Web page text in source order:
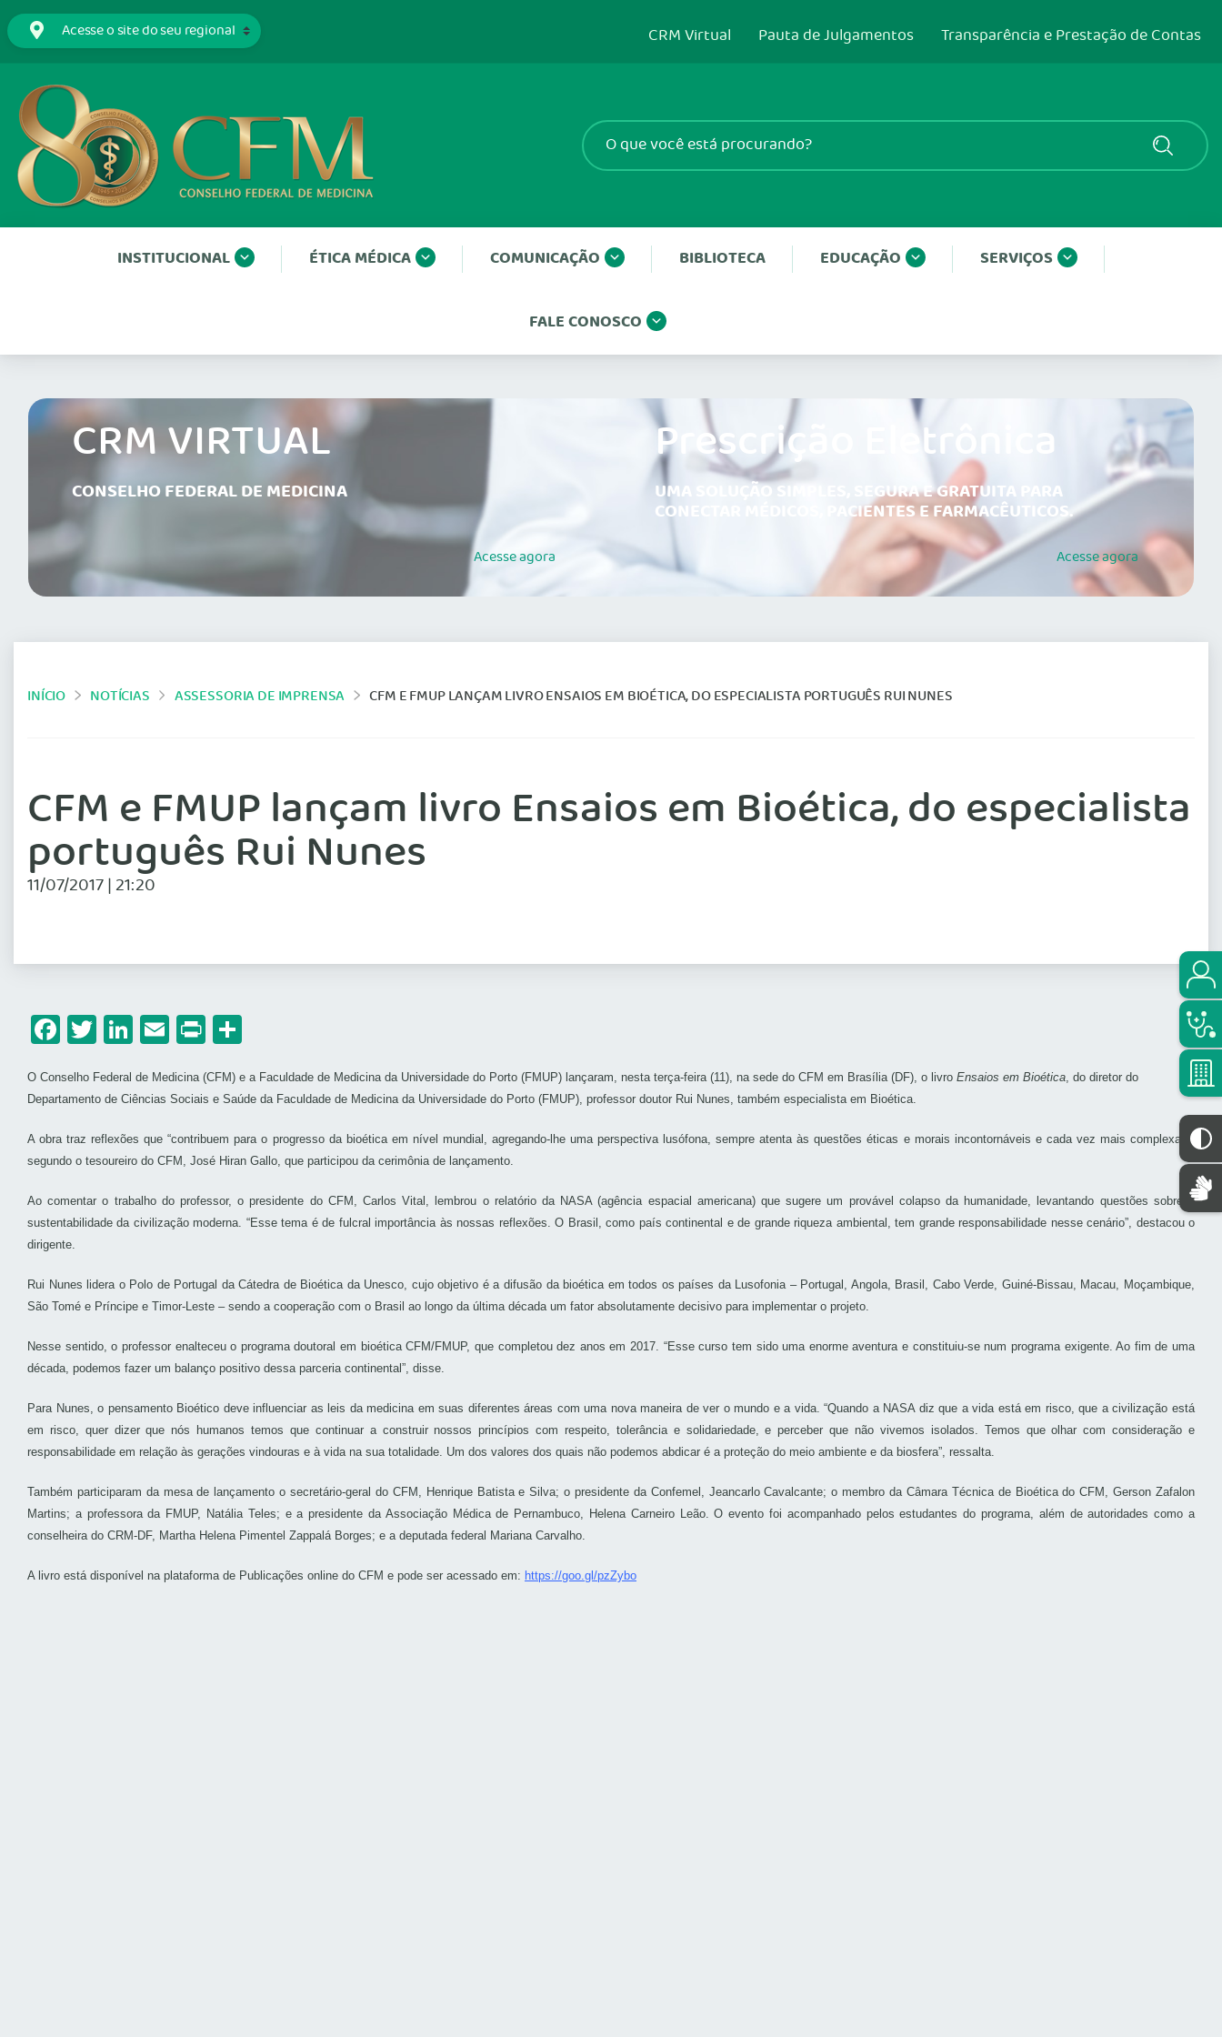
CRM Virtual Pauta de Julgamentos Transparência e Prestação de Contas
INSTITUCIONAL ÉTICA MÉDICA COMUNICAÇÃO BIBLIOTECA EDUCAÇÃO SERVIÇOS
FALE CONOSCO
CRM VIRTUAL
CONSELHO FEDERAL DE MEDICINA
Acesseagora
Prescrição Eletrônica
UMA SOLUÇÃO SIMPLES, SEGURA E GRATUITA PARA
CONECTAR MÉDICOS, PACIENTES E FARMACÊUTICOS.
Acesseagora
INÍCIO NOTÍCIAS ASSESSORIA DE IMPRENSA CFM E FMUP LANÇAM LIVRO ENSAIOS EM BIOÉTICA, DO ESPECIALISTA PORTUGUÊS RUI NUNES
CFM e FMUP lançam livro Ensaios em Bioética, do especialista
português Rui Nunes
11/07/2017 | 21:20
Facebook
Twitter
LinkedIn
Email
Print
O Conselho Federal de Medicina (CFM) e a Faculdade de Medicina da Universidade do Porto (FMUP) lançaram, nesta terça-feira (11), na sede do CFM em Brasília (DF), o livro Ensaios em Bioética, do diretor do
Departamento de Ciências Sociais e Saúde da Faculdade de Medicina da Universidade do Porto (FMUP), professor doutor Rui Nunes, também especialista em Bioética.
A obra traz reflexões que “contribuem para o progresso da bioética em nível mundial, agregando-lhe uma perspectiva lusófona, sempre atenta às questões éticas e morais incontornáveis e cada vez mais complexas”,
segundo o tesoureiro do CFM, José Hiran Gallo, que participou da cerimônia de lançamento.
Ao comentar o trabalho do professor, o presidente do CFM, Carlos Vital, lembrou o relatório da NASA (agência espacial americana) que sugere um provável colapso da humanidade, levantando questões sobre a
sustentabilidade da civilização moderna. “Esse tema é de fulcral importância às nossas reflexões. O Brasil, como país continental e de grande riqueza ambiental, tem grande responsabilidade nesse cenário”, destacou o
dirigente.
Rui Nunes lidera o Polo de Portugal da Cátedra de Bioética da Unesco, cujo objetivo é a difusão da bioética em todos os países da Lusofonia – Portugal, Angola, Brasil, Cabo Verde, Guiné-Bissau, Macau, Moçambique,
São Tomé e Príncipe e Timor-Leste – sendo a cooperação com o Brasil ao longo da última década um fator absolutamente decisivo para implementar o projeto.
Nesse sentido, o professor enalteceu o programa doutoral em bioética CFM/FMUP, que completou dez anos em 2017. “Esse curso tem sido uma enorme aventura e constituiu-se num programa exigente. Ao fim de uma
década, podemos fazer um balanço positivo dessa parceria continental”, disse.
Para Nunes, o pensamento Bioético deve influenciar as leis da medicina em suas diferentes áreas com uma nova maneira de ver o mundo e a vida. “Quando a NASA diz que a vida está em risco, que a civilização está
em risco, quer dizer que nós humanos temos que continuar a construir nossos princípios com respeito, tolerância e solidariedade, e perceber que não vivemos isolados. Temos que olhar com consideração e
responsabilidade em relação às gerações vindouras e à vida na sua totalidade. Um dos valores dos quais não podemos abdicar é a proteção do meio ambiente e da biosfera”, ressalta.
Também participaram da mesa de lançamento o secretário-geral do CFM, Henrique Batista e Silva; o presidente da Confemel, Jeancarlo Cavalcante; o membro da Câmara Técnica de Bioética do CFM, Gerson Zafalon
Martins; a professora da FMUP, Natália Teles; e a presidente da Associação Médica de Pernambuco, Helena Carneiro Leão. O evento foi acompanhado pelos estudantes do programa, além de autoridades como a
conselheira do CRM-DF, Martha Helena Pimentel Zappalá Borges; e a deputada federal Mariana Carvalho.
A livro está disponível na plataforma de Publicações online do CFM e pode ser acessado em: https://goo.gl/pzZybo